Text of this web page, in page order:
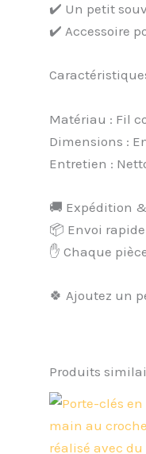
✔️ Un petit
✔️ Accessoire
Matériau : Fil
Dimensions :
Entretien :
🚚 Expédition
📦 Envoi
✋ Chaque
🍀 Ajoutez un
Produits